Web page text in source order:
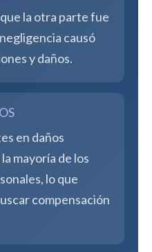
la otra parte fue
causó
y daños.
en daños
mayoría de los
lo que
compensación